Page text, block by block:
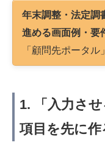
年末調整・法定調
進める画面例・要
「顧問先ポータ
1. 「入力さ
項目を先に作